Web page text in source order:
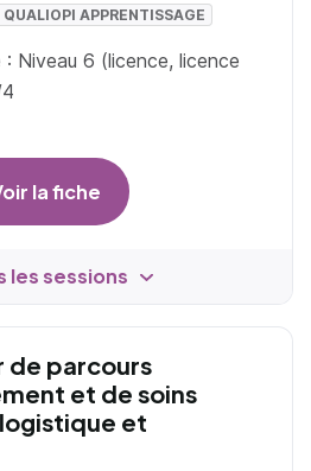
QUALIOPI APPRENTISSAGE
Niveau 6 (licence, licence
la fiche
les sessions
de parcours
et de soins
et